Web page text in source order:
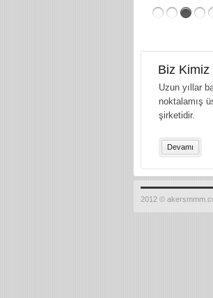
Biz Kimiz
Uzun yıllar
noktalamış
şirketidir.
Devamı
2012 ©